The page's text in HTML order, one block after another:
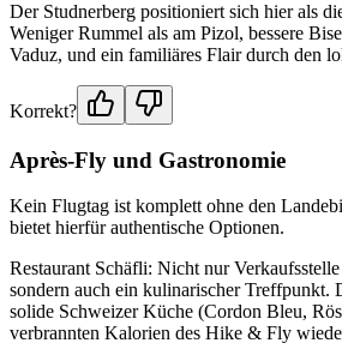
Der Studnerberg positioniert sich hier als
Weniger Rummel als am Pizol, bessere
Vaduz, und ein familiäres Flair durch den
Korrekt?
Après-Fly und Gastronomie
Kein Flugtag ist komplett ohne den
bietet hierfür authentische Optionen.
Restaurant Schäfli: Nicht nur
sondern auch ein kulinarischer Treffpunkt.
solide Schweizer Küche (Cordon Bleu,
verbrannten Kalorien des Hike & Fly